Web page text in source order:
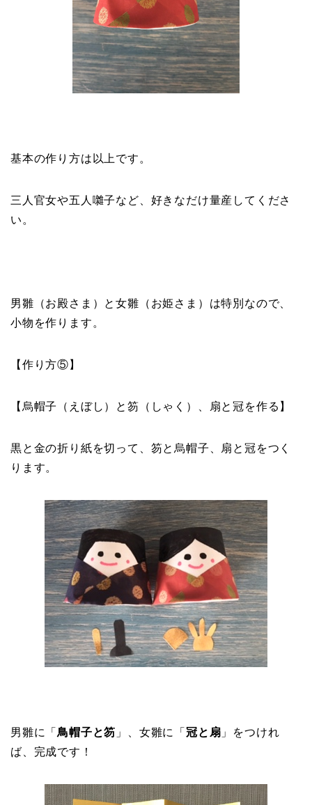
基本の作り方は以上です。
三人官女や五人囃子など、好きなだけ量産してくださ
い。
男雛（お殿さま）と女雛（お姫さま）は特別なので、
小物を作ります。
【作り方⑤】
【烏帽子（えぼし）と笏（しゃく）、扇と冠を作る】
黒と金の折り紙を切って、笏と烏帽子、扇と冠をつく
ります。
男雛に「鳥帽子と笏 」、女雛に「冠と扇 」をつけれ
ば、完成です！